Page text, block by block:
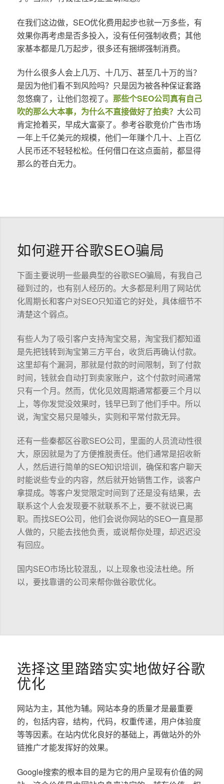
在我们这边做，SEO优化费用起步也就一万多些，有
效果你再考虑是否多投入，没有任何强制收费；其他
家基本都是几万起步，很多还有捆绑强制消费。
为什么很多人会上几万、十几万、甚至几十万的当？
是因为他们看不到风险吗？只是因为被各种保证套路
忽悠瘸了，让他们忽视了。 那些个SEO公司真有自己
吹的那么大本事，为什么不直接做好了拍卖？ 大公司
肯定抢着买，早成大富豪了。参考谷歌竞价广告市场
一年上千亿美元的规模，他们一年赚个几十、上百亿
人民币还不轻轻松松。任何借口在这点面前，都显得
那么的苍白无力。
如何避开谷歌SEO骗局
下面主要说明一些最典型的谷歌SEO骗局，有我自己
碰到过的，也有别人经历的。大多都是利用了网站优
化周期长和客户对SEO只知道它的好处，具体细节不
清楚这个弱点。
有些人为了吸引客户支持淘宝交易，淘宝我们都知道
是先把钱转到淘宝第三方平台，收货后再确认付款。
这里却有个漏洞，那就是付款的时间限制，到了付款
时间，钱就会自动打到卖家账户，这个付款时间通常
只有一个月。然而，优化见效周期通常都要三个月以
上，等你发觉没效果时，钱早已到了他们手中。所以
说，淘宝交易只是噱头，实则和平常付款无异。
还有一些秦都区谷歌SEO公司，里面的人员流动性很
大，原因就是为了方便推脱责任。他们通常是招收新
人，然后进行简单的SEO知识培训，确保和客户聊天
时能说些专业的内容，然后就开始销售工作，谈客户
拿提成。等客户发觉限定时间到了还是没有结果，去
联系这个人会发现要不就联系不上，要不就说已离
职。而找SEO公司，他们会说你网站的SEO一直是那
人做的，只能去找他负责，或说帮你处理，却迟迟没
有回应。
国内SEO市场比较混乱，以上现象也没法杜绝。所
以，要找靠谱的公司来帮你做谷歌优化。
选择这里踏踏实实地做好谷歌
优化
网站为主，其他为辅。网站本身的质量才是最重要
的，包括内容，结构，代码，权重传递，用户体验度
等等因素。在站内优化良好的基础上，再做站外的外
链推广才能发挥好的效果。
Google搜索的根本目的是为它的用户呈现有价值的网